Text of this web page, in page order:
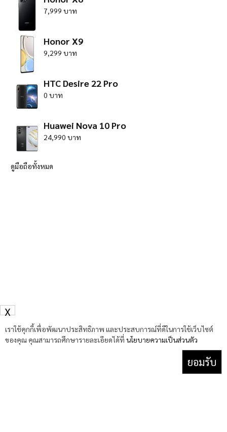
7,999 บาท
Honor X9
9,299 บาท
HTC Desire 22 Pro
0 บาท
Huawei Nova 10 Pro
24,990 บาท
ดูมือถือทั้งหมด
เราใช้คุกกี้เพื่อพัฒนาประสิทธิภาพ และประสบการณ์ที่ดีในการใช้เว็บไซต์
ของคุณ คุณสามารถศึกษารายละเอียดได้ที่ นโยบายความเป็นส่วนตัว
ยอมรับ
X